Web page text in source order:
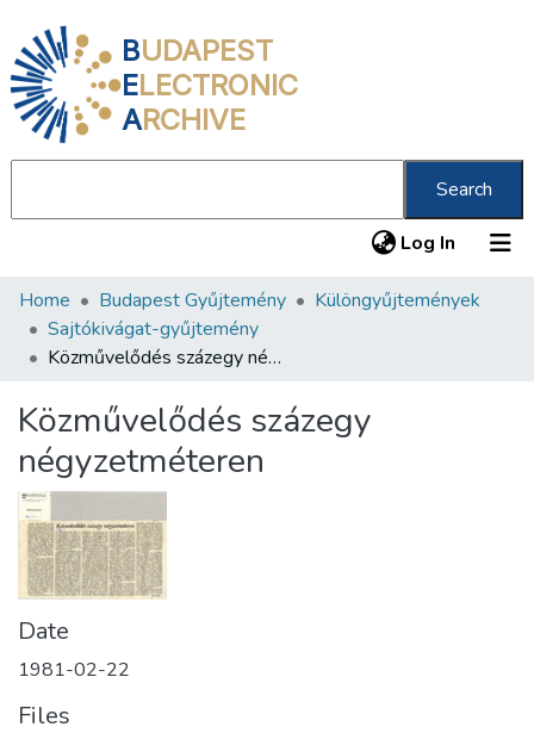
BUDAPEST
ELECTRONIC
ARCHIVE
Search
Log In (current)
Communities & Collections
All of DSpace
About us
Home Budapest Gyűjtemény
Különgyűjtemények
Sajtókivágat-gyűjtemény
Közművelődés százegy négyzetméteren
Közművelődés százegy
négyzetméteren
Date
1981-02-22
Files